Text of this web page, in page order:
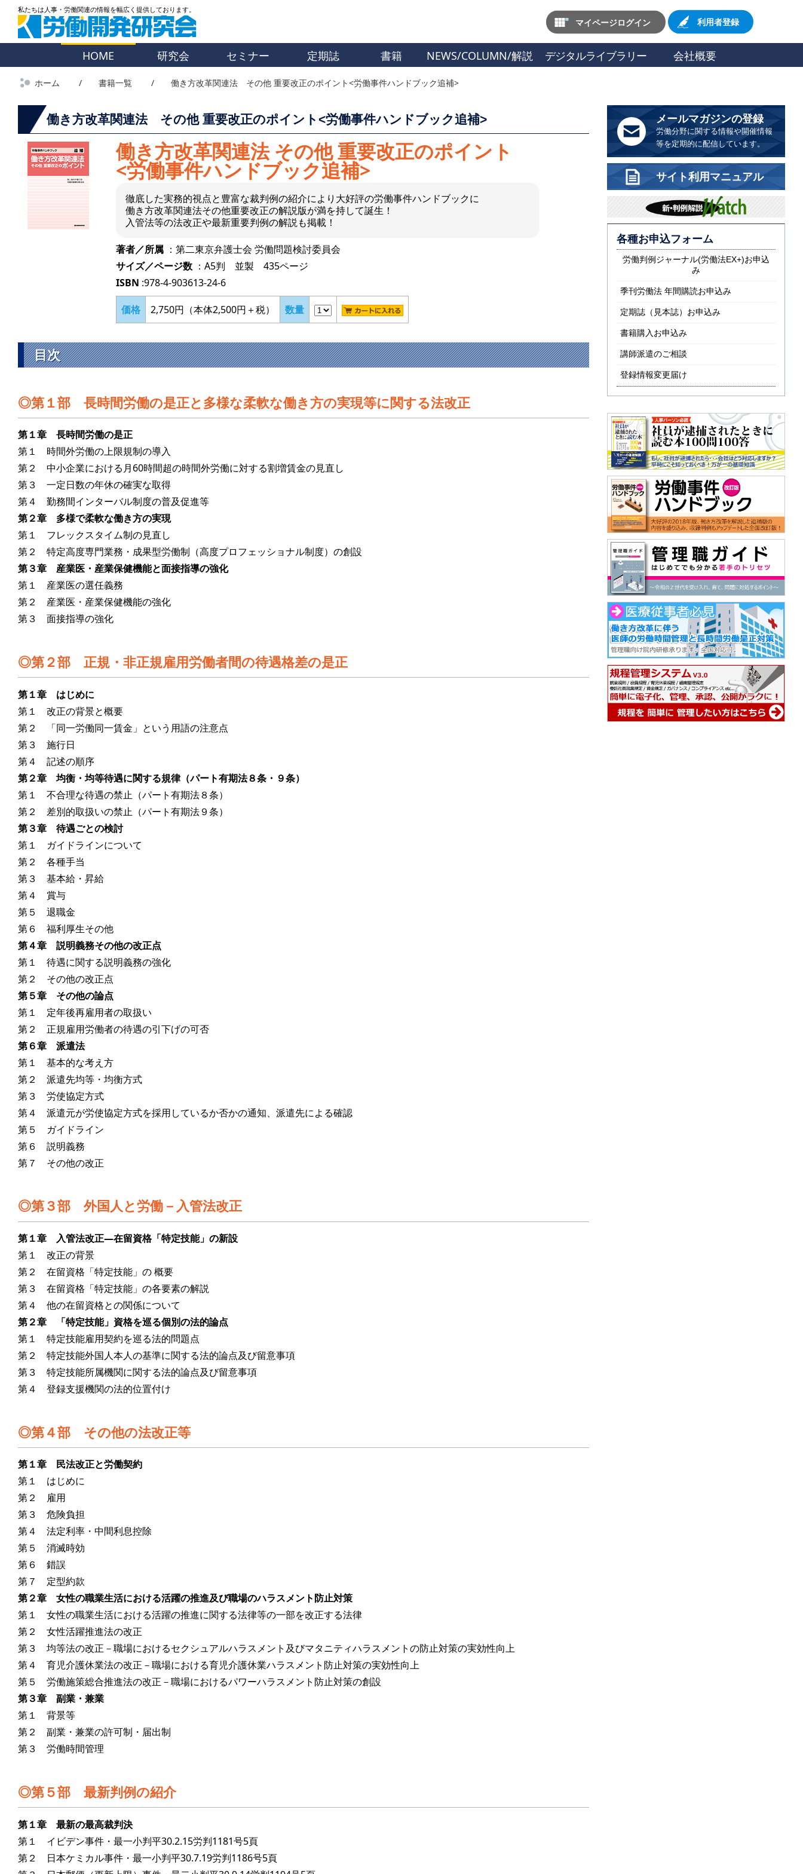
マイページログイン 利用者登録
HOME 研究会 セミナー 定期誌 書籍 NEWS/COLUMN/解説 デジタルライブラリー 会社概要
ホーム 書籍一覧 働き方改革関連法 その他 重要改正のポイント<労働事件ハンドブック追補>
働き方改革関連法 その他 重要改正のポイント<労働事件ハンドブック追補>
働き方改革関連法 その他 重要改正のポイント
<労働事件ハンドブック追補>
徹底した実務的視点と豊富な裁判例の紹介により大好評の労働事件ハンドブックに
働き方改革関連法その他重要改正の解説版が満を持して誕生！
入管法等の法改正や最新重要判例の解説も掲載！
著者／所属 ：第二東京弁護士会 労働問題検討委員会
サイズ／ページ数 ：A5判 並製 435ページ
ISBN :978-4-903613-24-6
価格 2,750円（本体2,500円＋税） 数量
目次
第１部 長時間労働の是正と多様な柔軟な働き方の実現等に関する法改正
第１章 長時間労働の是正
第１ 時間外労働の上限規制の導入
第２ 中小企業における月60時間超の時間外労働に対する割増賃金の見直し
第３ 一定日数の年休の確実な取得
第４ 勤務間インターバル制度の普及促進等
第２章 多様で柔軟な働き方の実現
第１ フレックスタイム制の見直し
第２ 特定高度専門業務・成果型労働制（高度プロフェッショナル制度）の創設
第３章 産業医・産業保健機能と面接指導の強化
第１ 産業医の選任義務
第２ 産業医・産業保健機能の強化
第３ 面接指導の強化
第２部 正規・非正規雇用労働者間の待遇格差の是正
第１章 はじめに
第１ 改正の背景と概要
第２ 「同一労働同一賃金」という用語の注意点
第３ 施行日
第４ 記述の順序
第２章 均衡・均等待遇に関する規律（パート有期法８条・９条）
第１ 不合理な待遇の禁止（パート有期法８条）
第２ 差別的取扱いの禁止（パート有期法９条）
第３章 待遇ごとの検討
第１ ガイドラインについて
第２ 各種手当
第３ 基本給・昇給
第４ 賞与
第５ 退職金
第６ 福利厚生その他
第４章 説明義務その他の改正点
第１ 待遇に関する説明義務の強化
第２ その他の改正点
第５章 その他の論点
第１ 定年後再雇用者の取扱い
第２ 正規雇用労働者の待遇の引下げの可否
第６章 派遣法
第１ 基本的な考え方
第２ 派遣先均等・均衡方式
第３ 労使協定方式
第４ 派遣元が労使協定方式を採用しているか否かの通知、派遣先による確認
第５ ガイドライン
第６ 説明義務
第７ その他の改正
第３部 外国人と労働－入管法改正
第１章 入管法改正―在留資格「特定技能」の新設
第１ 改正の背景
第２ 在留資格「特定技能」の 概要
第３ 在留資格「特定技能」の各要素の解説
第４ 他の在留資格との関係について
第２章 「特定技能」資格を巡る個別の法的論点
第１ 特定技能雇用契約を巡る法的問題点
第２ 特定技能外国人本人の基準に関する法的論点及び留意事項
第３ 特定技能所属機関に関する法的論点及び留意事項
第４ 登録支援機関の法的位置付け
第４部 その他の法改正等
第１章 民法改正と労働契約
第１ はじめに
第２ 雇用
第３ 危険負担
第４ 法定利率・中間利息控除
第５ 消滅時効
第６ 錯誤
第７ 定型約款
第２章 女性の職業生活における活躍の推進及び職場のハラスメント防止対策
第１ 女性の職業生活における活躍の推進に関する法律等の一部を改正する法律
第２ 女性活躍推進法の改正
第３ 均等法の改正－職場におけるセクシュアルハラスメント及びマタニティハラスメントの防止対策の実効性向上
第４ 育児介護休業法の改正－職場における育児介護休業ハラスメント防止対策の実効性向上
第５ 労働施策総合推進法の改正－職場におけるパワーハラスメント防止対策の創設
第３章 副業・兼業
第１ 背景等
第２ 副業・兼業の許可制・届出制
第３ 労働時間管理
第５部 最新判例の紹介
第１章 最新の最高裁判決
第１ イビデン事件・最一小判平30.2.15労判1181号5頁
第２ 日本ケミカル事件・最一小判平30.7.19労判1186号5頁
メールマガジンの登録
労働分野に関する情報や開催情報
等を定期的に配信しています。
サイト利用マニュアル
各種お申込フォーム
労働判例ジャーナル(労働法EX+)お申込
み
季刊労働法 年間購読お申込み
定期誌（見本誌）お申込み
書籍購入お申込み
講師派遣のご相談
登録情報変更届け